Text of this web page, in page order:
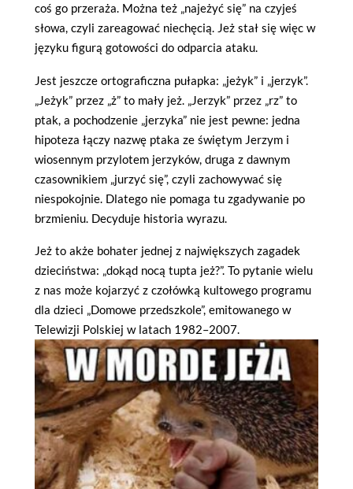
coś go przeraża. Można też „najeżyć się” na czyjeś
słowa, czyli zareagować niechęcią. Jeż stał się więc w
języku figurą gotowości do odparcia ataku.
Jest jeszcze ortograficzna pułapka: „jeżyk” i „jerzyk”.
„Jeżyk” przez „ż” to mały jeż. „Jerzyk” przez „rz” to
ptak, a pochodzenie „jerzyka” nie jest pewne: jedna
hipoteza łączy nazwę ptaka ze świętym Jerzym i
wiosennym przylotem jerzyków, druga z dawnym
czasownikiem „jurzyć się”, czyli zachowywać się
niespokojnie. Dlatego nie pomaga tu zgadywanie po
brzmieniu. Decyduje historia wyrazu.
Jeż to akże bohater jednej z największych zagadek
dzieciństwa: „dokąd nocą tupta jeż?”. To pytanie wielu
z nas może kojarzyć z czołówką kultowego programu
dla dzieci „Domowe przedszkole”, emitowanego w
Telewizji Polskiej w latach 1982–2007.